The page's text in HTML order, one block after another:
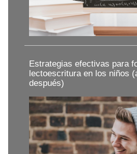
Estrategias efectivas para
lectoescritura en los niños
después)